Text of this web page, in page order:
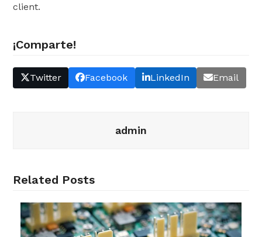
client.
¡Comparte!
Twitter Facebook LinkedIn Email
admin
Related Posts